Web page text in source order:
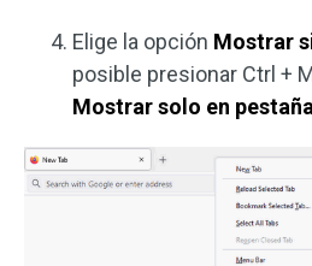
Elige la opción Mostrar
posible presionar Ctrl +
Mostrar solo en